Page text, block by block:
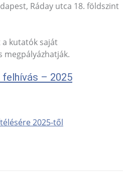
Ráday utca 18. földszint
kutatók saját
megpályázhatják.
– 2025
2025-től